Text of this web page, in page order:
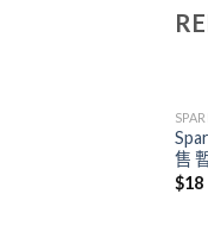
售
$18